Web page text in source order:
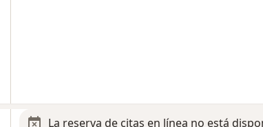
La reserva de citas en línea no está